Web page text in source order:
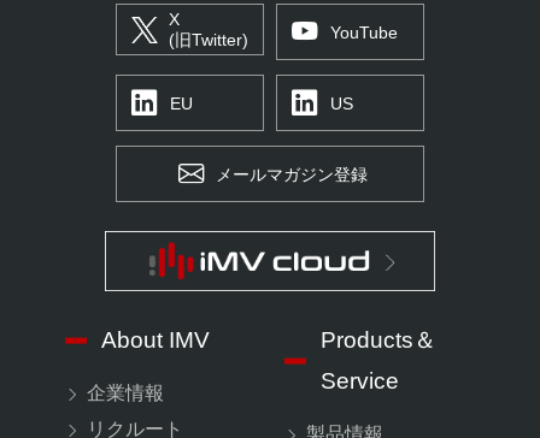
X
(旧Twitter)
YouTube
EU US
メールマガジン登録
About IMV
企業情報
リクルート
Products＆
Service
製品情報